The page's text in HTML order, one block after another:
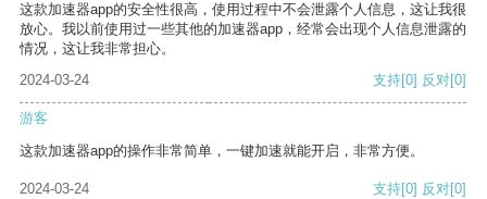
这款加速器app的安全性很高，使用过程中不会泄露个人信息，这让我很
放心。我以前使用过一些其他的加速器app，经常会出现个人信息泄露的
情况，这让我非常担心。
2024-03-24
支持[0] 反对[0]
游客
这款加速器app的操作非常简单，一键加速就能开启，非常方便。
2024-03-24 支持[0] 反对[0]